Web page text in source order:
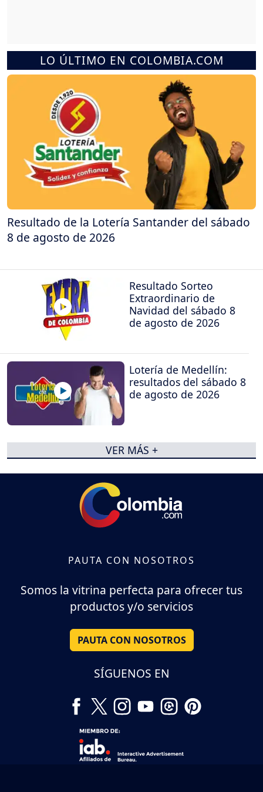
LO ÚLTIMO EN COLOMBIA.COM
Resultado de la Lotería Santander del sábado
8 de agosto de 2026
Resultado Sorteo
Extraordinario de
Navidad del sábado 8
de agosto de 2026
Lotería de Medellín:
resultados del sábado 8
de agosto de 2026
VER MÁS +
PAUTA CON NOSOTROS
Somos la vitrina perfecta para ofrecer tus
productos y/o servicios
PAUTA CON NOSOTROS
SÍGUENOS EN